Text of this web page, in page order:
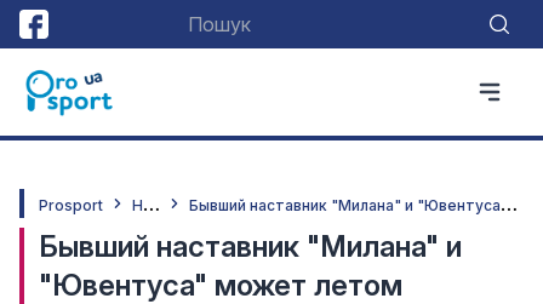
Prosport Н
овини Б
ывший наставник "Милана" и "Ювентуса" может летом возглавить донецкий "Шахтер"
Бывший наставник "Милана" и
"Ювентуса" может летом